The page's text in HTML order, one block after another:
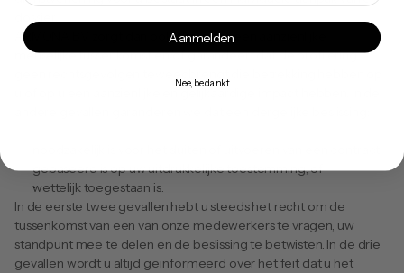
ARMONA BV zorgt dan ook altijd voor een aanzienlijke
menselijke tussenkomst en/of garandeert dat de profilering
u of op u een aanzienlijke en gelijkaardige impact hebben. In de
gebaseerd is op uw uitdrukkelijke toestemming; of
wettelijk toegestaan is.
In de eerste twee gevallen hebt u steeds het recht om de
tussenkomst van een van onze medewerkers te vragen, uw
standpunt mee te delen en de beslissing te betwisten. In de drie
gevallen wordt u altijd geïnformeerd over het feit dat u het
Aanmelden
Nee, bedankt